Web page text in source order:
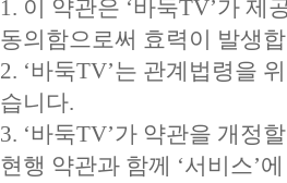
1. 이 약관은 ‘바둑TV’가 제
동의함으로써 효력이 발생
2. ‘바둑TV’는 관계법령을
습니다.
3. ‘바둑TV’가 약관을 개정
현행 약관과 함께 ‘서비스’